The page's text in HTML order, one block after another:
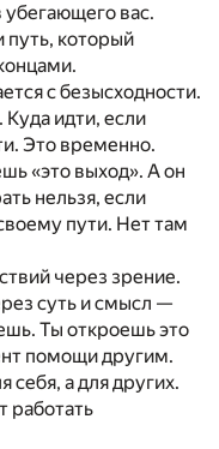
вас.
который
с безысходности.
Куда идти, если
Это временно.
«это выход». А он
нельзя, если
пути. Нет там
через зрение.
суть и смысл —
Ты откроешь это
помощи другим.
а для других.
работать